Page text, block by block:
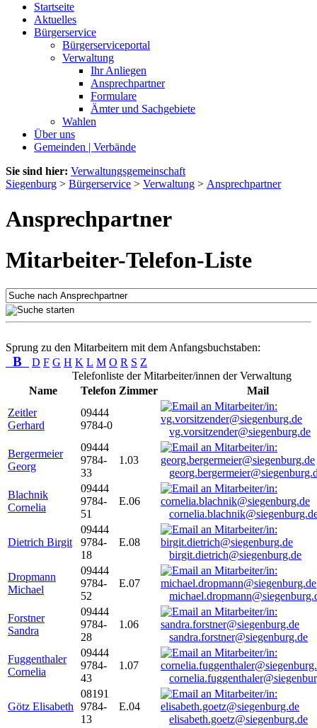
Startseite
Aktuelles
Bürgerservice
Bürgerserviceportal
Verwaltung
Ihr Anliegen
Ansprechpartner
Formulare
Ämter und Sachgebiete
Wahlen
Über uns
Gemeinden | Verbände
Sie sind hier: Verwaltungsgemeinschaft
Siegenburg > Bürgerservice > Verwaltung > Ansprechpartner
Ansprechpartner
Mitarbeiter-Telefon-Liste
Sprung zu den Mitarbeitern mit dem Anfangsbuchstaben:
B D F G H K L M O R S Z
Telefonliste der Mitarbeiter/innen der Verwaltung
Name
Telefon Zimmer
Mail
Zeitler
Gerhard
09444
9784-0
vg.vorsitzender@siegenburg.de
Bergermeier
Georg
09444
9784-
33
1.03
Blachnik
Cornelia
09444
9784-
51
E.06
Dietrich Birgit
09444
9784-
18
E.08
birgit.dietrich@siegenburg.de
Dropmann
Michael
09444
9784-
52
E.07
Forstner
Sandra
09444
9784-
28
1.06
sandra.forstner@siegenburg.de
Fuggenthaler
Cornelia
09444
9784-
43
1.07
Götz Elisabeth
08191
9784-
13
E.04
elisabeth.goetz@siegenburg.de